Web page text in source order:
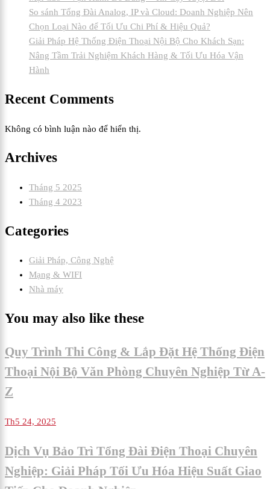
So sánh Tổng Đài Analog, IP và Cloud: Doanh Nghiệp Nên
Chọn Loại Nào để Tối Ưu Chi Phí & Hiệu Quả?
Giải Pháp Hệ Thống Điện Thoại Nội Bộ Cho Khách Sạn:
Nâng Tầm Trải Nghiệm Khách Hàng & Tối Ưu Hóa Vận
Hành
Recent Comments
Không có bình luận nào để hiển thị.
Archives
Tháng 5 2025
Tháng 4 2023
Categories
Giải Pháp, Công Nghệ
Mạng & WIFI
Nhà máy
You may also like these
Quy Trình Thi Công & Lắp Đặt Hệ Thống Điện
Thoại Nội Bộ Văn Phòng Chuyên Nghiệp Từ A-
Z
Th5 24, 2025
Dịch Vụ Bảo Trì Tổng Đài Điện Thoại Chuyên
Nghiệp: Giải Pháp Tối Ưu Hóa Hiệu Suất Giao